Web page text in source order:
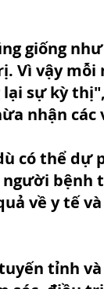
giống
Vì vậy
sự kỳ
nhận
có thể
về y tế
tỉnh